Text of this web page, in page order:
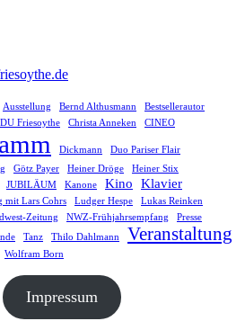
Ausstellung Bernd Althusmann
Bestsellerautor
Friesoythe Christa Anneken CINEO
Dickmann
Duo Pariser Flair
Götz Payer Heiner Dröge
Heiner Stix
JUBILÄUM Kanone Kino Klavier
mit Lars Cohrs Ludger Hespe
Lukas Reinken
Zeitung NWZ-Frühjahrsempfang
Presse
Tanz Thilo Dahlmann Veranstaltung
Wolfram Born
Impressum